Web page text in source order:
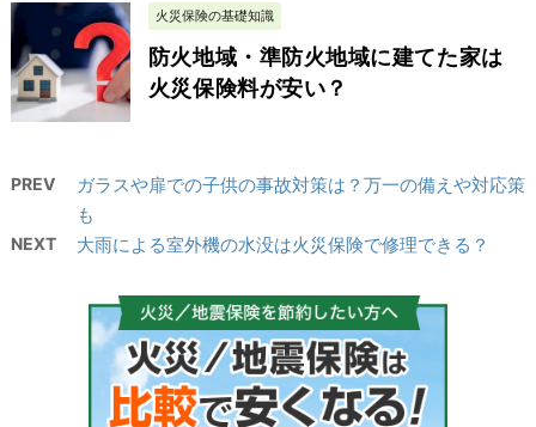
火災保険の基礎知識
防火地域・準防火地域に建てた家は
火災保険料が安い？
PREV
ガラスや扉での子供の事故対策は？万一の備えや対応策
も
NEXT 大雨による室外機の水没は火災保険で修理できる？